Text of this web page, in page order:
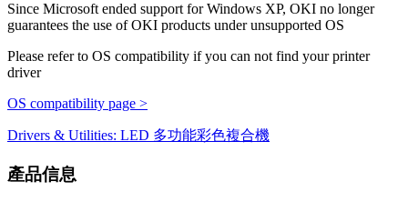
Since Microsoft ended support for Windows XP, OKI no longer
guarantees the use of OKI products under unsupported OS
Please refer to OS compatibility if you can not find your printer
driver
OS compatibility page >
Drivers & Utilities: LED 多功能彩色複合機
產品信息